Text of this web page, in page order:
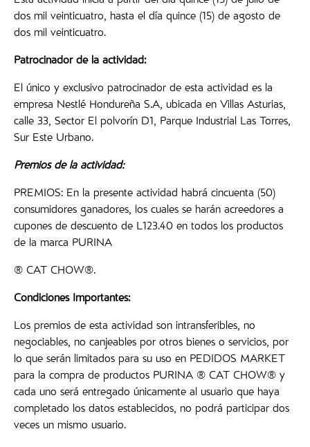
dos mil veinticuatro, hasta el día quince (15) de agosto de
dos mil veinticuatro.
Patrocinador de la actividad:
El único y exclusivo patrocinador de esta actividad es la
empresa Nestlé Hondureña S.A, ubicada en Villas Asturias,
calle 33, Sector El polvorín D1, Parque Industrial Las Torres,
Sur Este Urbano.
Premios de la actividad:
PREMIOS: En la presente actividad habrá cincuenta (50)
consumidores ganadores, los cuales se harán acreedores a
cupones de descuento de L123.40 en todos los productos
de la marca PURINA
® CAT CHOW®.
Condiciones Importantes:
Los premios de esta actividad son intransferibles, no
negociables, no canjeables por otros bienes o servicios, por
lo que serán limitados para su uso en PEDIDOS MARKET
para la compra de productos PURINA ® CAT CHOW® y
cada uno será entregado únicamente al usuario que haya
completado los datos establecidos, no podrá participar dos
veces un mismo usuario.